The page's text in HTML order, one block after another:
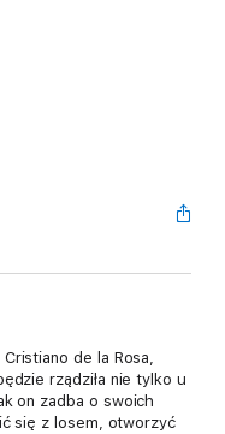
de la Rosa,
rządziła nie tylko u
on zadba o swoich
się z losem, otworzyć